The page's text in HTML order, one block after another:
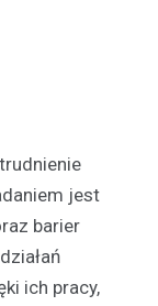
jest
barier
ich pracy,